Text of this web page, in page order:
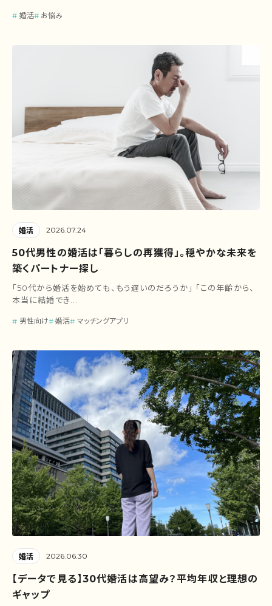
婚活 お悩み
婚活 2026.07.24
50代男性の婚活は「暮らしの再獲得」。穏やかな未来を
築くパートナー探し
「50代から婚活を始めても、もう遅いのだろうか」 「この年齢から、
本当に結婚でき...
男性向け 婚活 マッチングアプリ
婚活 2026.06.30
【データで見る】30代婚活は高望み？平均年収と理想の
ギャップ